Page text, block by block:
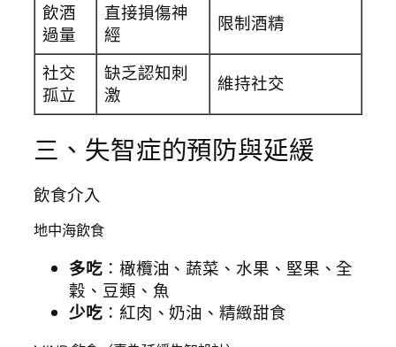
飲酒
過量
直接損傷神
經
限制酒精
社交
孤立
缺乏認知刺
激
維持社交
三、失智症的預防與延緩
飲食介入
地中海飲食
多吃：橄欖油、蔬菜、水果、堅果、全
穀、豆類、魚
少吃：紅肉、奶油、精緻甜食